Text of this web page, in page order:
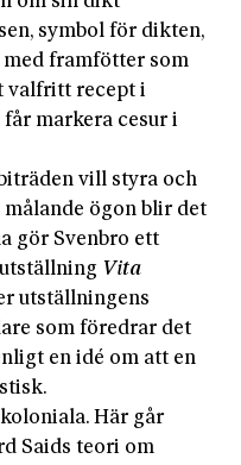
symbol för dikten,
med framfötter som
valfritt recept i
markera cesur i
vill styra och
ögon blir det
gör Svenbro ett
Vita
utställningens
som föredrar det
en idé om att en
Här går
Saids teori om